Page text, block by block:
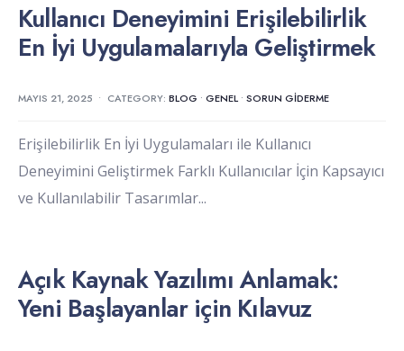
Kullanıcı Deneyimini Erişilebilirlik
En İyi Uygulamalarıyla Geliştirmek
MAYIS 21, 2025 • CATEGORY: BLOG • GENEL • SORUN GIDERME
Erişilebilirlik En İyi Uygulamaları ile Kullanıcı
Deneyimini Geliştirmek Farklı Kullanıcılar İçin Kapsayıcı
ve Kullanılabilir Tasarımlar...
Açık Kaynak Yazılımı Anlamak:
Yeni Başlayanlar için Kılavuz